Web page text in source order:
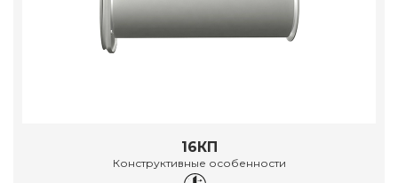
16КП
Конструктивные особенности